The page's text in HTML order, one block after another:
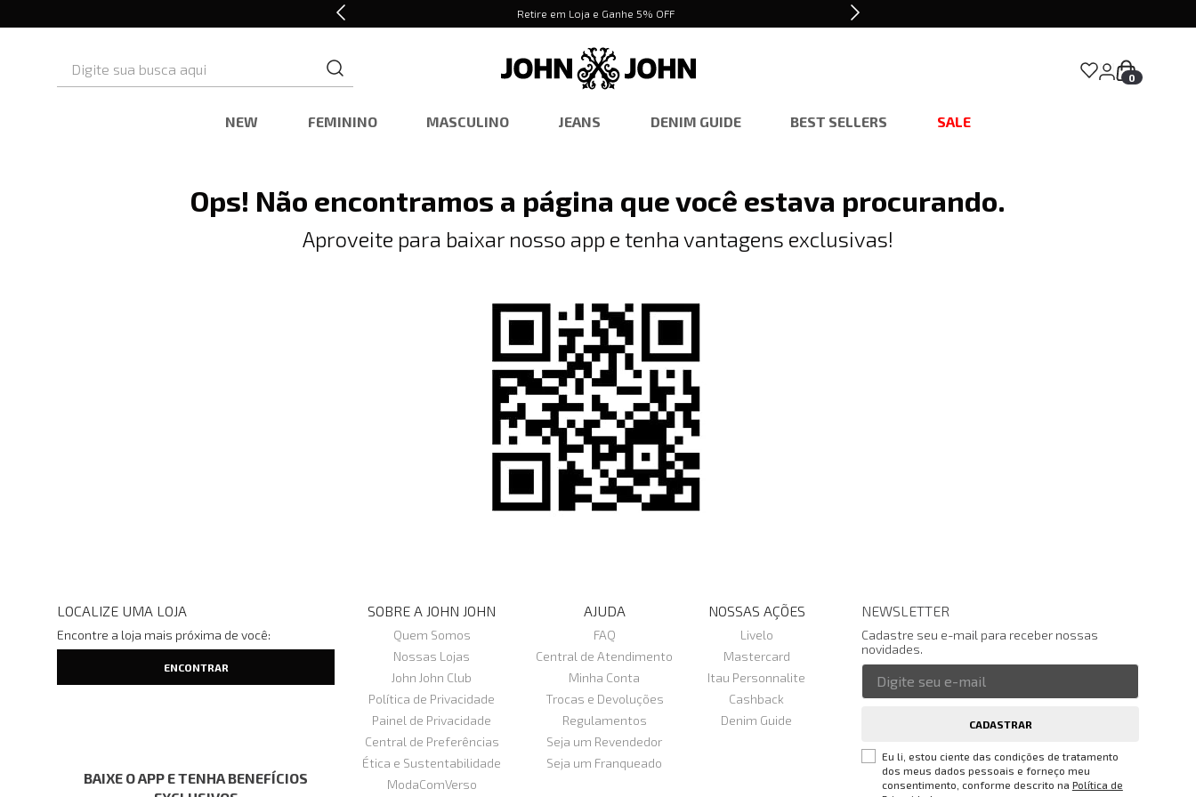
Retire em Loja e Ganhe 5% OFF
0
NEW FEMININO MASCULINO JEANS DENIM GUIDE BEST SELLERS SALE
Ops! Não encontramos a página que você estava procurando.
Aproveite para baixar nosso app e tenha vantagens exclusivas!
LOCALIZE UMA LOJA
Encontre a loja mais próxima de você:
BAIXE O APP E TENHA BENEFÍCIOS
SOBRE A JOHN JOHN
Quem Somos
Nossas Lojas
John John Club
Política de Privacidade
Painel de Privacidade
Central de Preferências
Ética e Sustentabilidade
ModaComVerso
AJUDA
FAQ
Central de Atendimento
Minha Conta
Trocas e Devoluções
Regulamentos
Seja um Revendedor
Seja um Franqueado
NOSSAS AÇÕES
Livelo
Mastercard
Itau Personnalite
Cashback
Denim Guide
NEWSLETTER
Cadastre seu e-mail para receber nossas
novidades.
CADASTRAR
Eu li, estou ciente das condições de tratamento
dos meus dados pessoais e forneço meu
consentimento, conforme descrito na Política de